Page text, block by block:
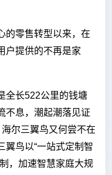
的零售转型以来，在
户提供的不再是家
全长522公里的钱塘
不息，潮起潮落见证
尔三翼鸟又何尝不在
翼鸟以“一站式定制智
，加速智慧家庭大规